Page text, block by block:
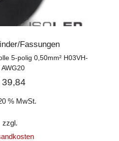
Fassungen
5-polig 0,50mm² H03VH-
AWG20
39,84
% MwSt.
zzgl.